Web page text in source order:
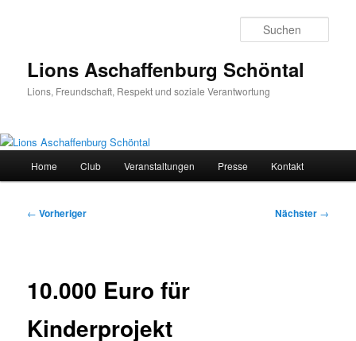
Lions Aschaffenburg Schöntal
Lions, Freundschaft, Respekt und soziale Verantwortung
Home Club Veranstaltungen Presse Kontakt
Beitragsnavigation
← Vorheriger Nächster →
10.000 Euro für
Kinderprojekt